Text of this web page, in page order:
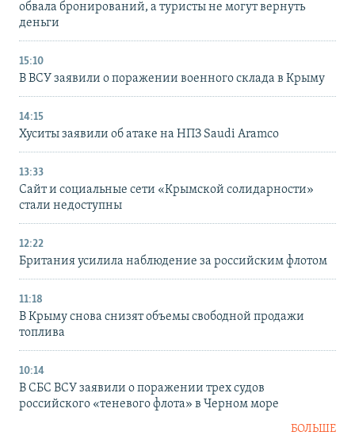
обвала бронирований, а туристы не могут вернуть
деньги
15:10
В ВСУ заявили о поражении военного склада в Крыму
14:15
Хуситы заявили об атаке на НПЗ Saudi Aramco
13:33
Сайт и социальные сети «Крымской солидарности»
стали недоступны
12:22
Британия усилила наблюдение за российским флотом
11:18
В Крыму снова снизят объемы свободной продажи
топлива
10:14
В СБС ВСУ заявили о поражении трех судов
российского «теневого флота» в Черном море
БОЛЬШЕ